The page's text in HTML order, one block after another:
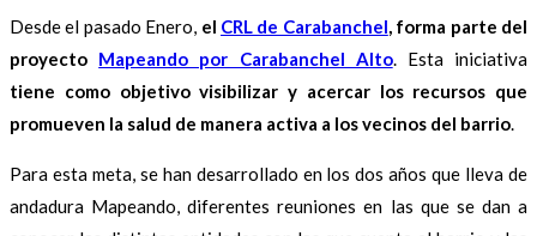
Desde el pasado Enero, el CRL de Carabanchel, forma parte del
proyecto Mapeando por Carabanchel Alto. Esta iniciativa
tiene como objetivo visibilizar y acercar los recursos que
promueven la salud de manera activa a los vecinos del barrio.
Para esta meta, se han desarrollado en los dos años que lleva de
andadura Mapeando, diferentes reuniones en las que se dan a